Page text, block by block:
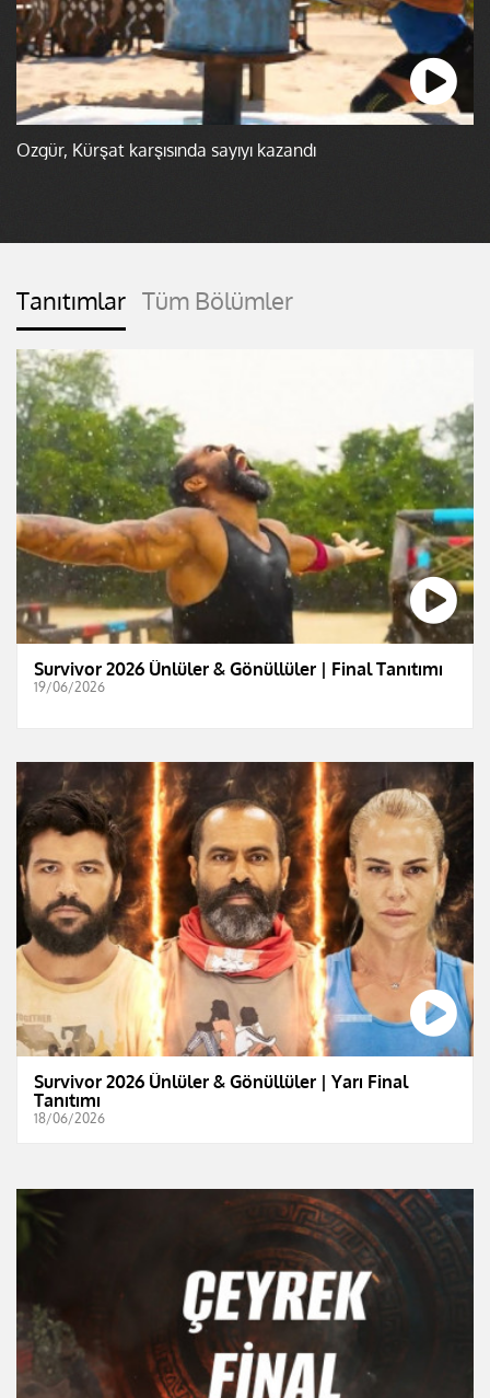
Özgür, Kürşat karşısında sayıyı kazandı
Tanıtımlar Tüm Bölümler
Survivor 2026 Ünlüler & Gönüllüler | Final Tanıtımı
19/06/2026
Survivor 2026 Ünlüler & Gönüllüler | Yarı Final
Tanıtımı
18/06/2026